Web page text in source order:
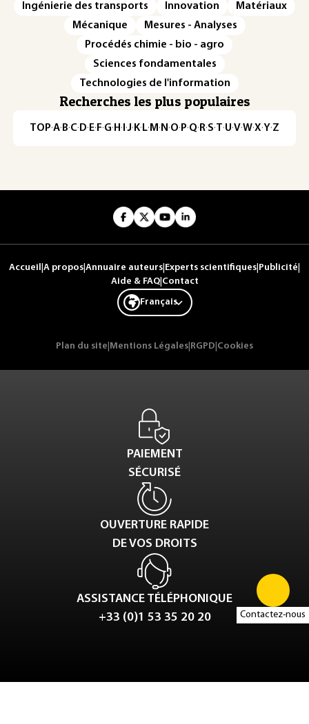
Contactez-nous
Ingénierie des transports
Innovation
Matériaux
Mécanique
Mesures - Analyses
Procédés chimie - bio - agro
Sciences fondamentales
Technologies de l'information
Recherches les plus populaires
TOP·A·B·C·D·E·F·G·H·I·J·K·L·M·N·O·P·Q·R·S·T·U·V·W·X·Y·Z
Accueil A propos Annuaire auteurs Experts scientifiques Publicité
Aide & FAQ| Contact
Français
Plan du site Mentions Légales RGPD Cookies
PAIEMENT
SÉCURISÉ
OUVERTURE RAPIDE
DE VOS DROITS
ASSISTANCE TÉLÉPHONIQUE
+33 (0)1 53 35 20 20